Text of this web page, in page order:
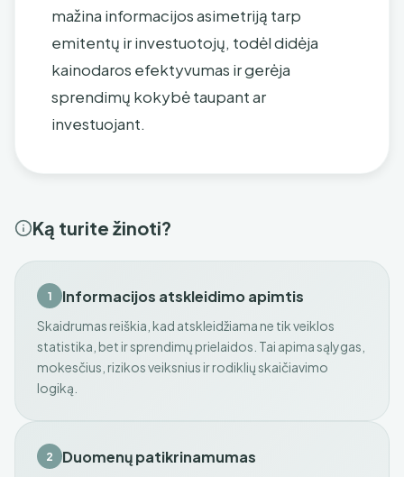
mažina informacijos asimetriją tarp
emitentų ir investuotojų, todėl didėja
kainodaros efektyvumas ir gerėja
sprendimų kokybė taupant ar
investuojant.
Ką turite žinoti?
1 Informacijos atskleidimo apimtis
Skaidrumas reiškia, kad atskleidžiama ne tik veiklos
statistika, bet ir sprendimų prielaidos. Tai apima sąlygas,
mokesčius, rizikos veiksnius ir rodiklių skaičiavimo
logiką.
2 Duomenų patikrinamumas